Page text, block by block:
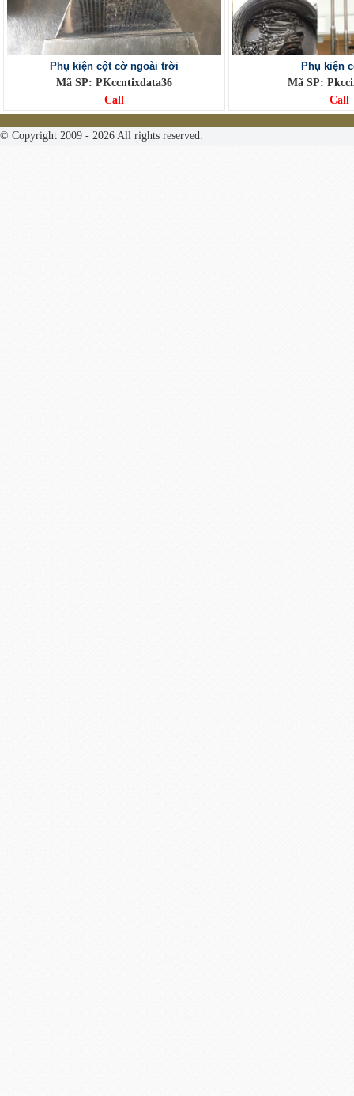
Phụ kiện cột cờ ngoài trời
Mã SP: PKccntixdata36
Call
Phụ kiện
Mã SP:
Call
© Copyright 2009 - 2026 All rights reserved.